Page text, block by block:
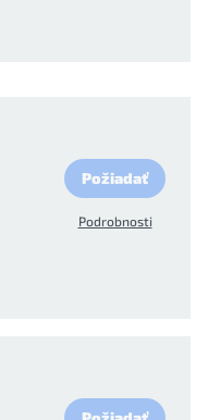
Požiadať
Podrobnosti